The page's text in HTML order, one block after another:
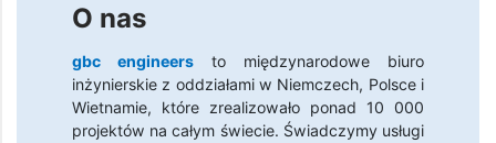
O nas
gbc engineers to międzynarodowe biuro
inżynierskie z oddziałami w Niemczech, Polsce i
Wietnamie, które zrealizowało ponad 10 000
projektów na całym świecie. Świadczymy usługi